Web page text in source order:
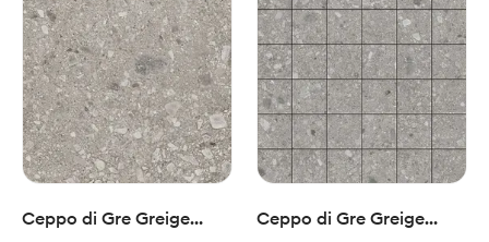
Ceppo di Gre Greige
Ceppo di Gre Greige